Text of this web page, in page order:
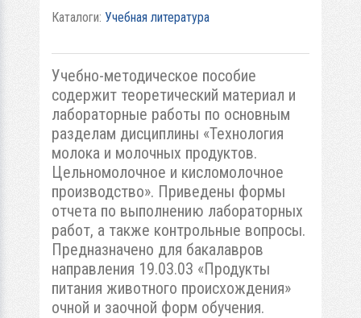
Каталоги: Учебная литература
Учебно-методическое пособие
содержит теоретический материал и
лабораторные работы по основным
разделам дисциплины «Технология
молока и молочных продуктов.
Цельномолочное и кисломолочное
производство». Приведены формы
отчета по выполнению лабораторных
работ, а также контрольные вопросы.
Предназначено для бакалавров
направления 19.03.03 «Продукты
питания животного происхождения»
очной и заочной форм обучения.